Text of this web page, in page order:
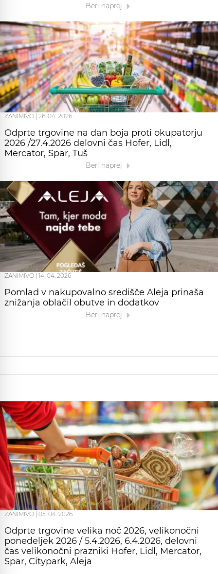
Beri naprej
ZANIMIVO 26. 04. 2026
Odprte trgovine na dan boja proti okupatorju
2026 /27.4.2026 delovni čas Hofer, Lidl,
Mercator, Spar, Tuš
Beri naprej
ZANIMIVO 14. 04. 2026
Pomlad v nakupovalno središče Aleja prinaša
znižanja oblačil obutve in dodatkov
Beri naprej
ZANIMIVO | 05. 04. 2026
Odprte trgovine velika noč 2026, velikonočni
ponedeljek 2026 / 5.4.2026, 6.4.2026, delovni
čas velikonočni prazniki Hofer, Lidl, Mercator,
Spar, Citypark, Aleja